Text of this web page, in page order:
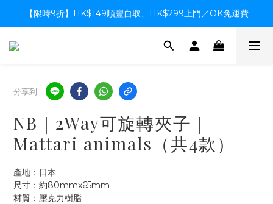
【限時9折】HK$149順豐自取、HK$299上門／OK免運費
【限時9折】HK$149順豐自取、HK$299上門／OK免運費
支付系統升級中，暫停信用卡支付至8月中，造成不便感謝諒解
分享到
NB｜2Way可旋轉夾子｜
Mattari animals（共4款）
產地：日本
尺寸：約80mmx65mm
材質：壓克力樹脂